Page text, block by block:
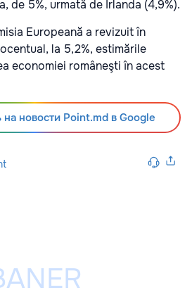
de 5%, urmată de Irlanda (4,9%).
Europeană a revizuit în
la 5,2%, estimările
economiei româneşti în acest
новости Point.md в Google